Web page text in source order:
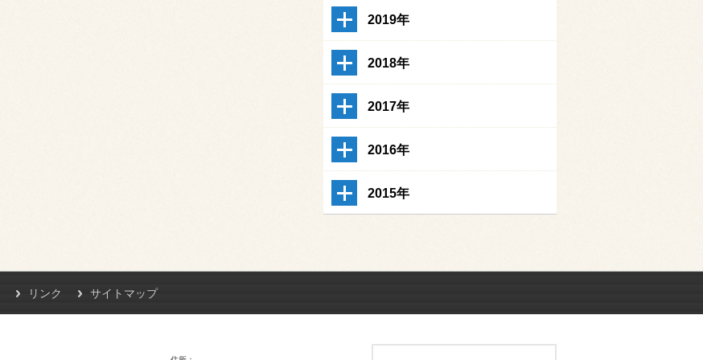
2019年
2018年
2017年
2016年
2015年
リンク サイトマップ